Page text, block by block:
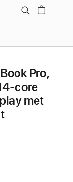
Pro,
met